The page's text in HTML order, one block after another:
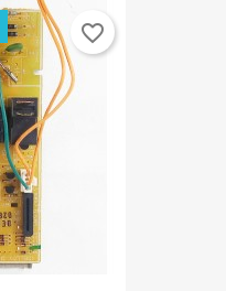
favorite_border